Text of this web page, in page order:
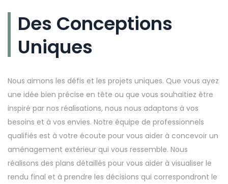
Des Conceptions
Uniques
Nous aimons les défis et les projets uniques. Que vous ayez
une idée bien précise en tête ou que vous souhaitiez être
inspiré par nos réalisations, nous nous adaptons à vos
besoins et à vos envies. Notre équipe de professionnels
qualifiés est à votre écoute pour vous aider à concevoir un
aménagement extérieur qui vous ressemble. Nous
réalisons des plans détaillés pour vous aider à visualiser le
rendu final et à prendre les décisions qui correspondront le